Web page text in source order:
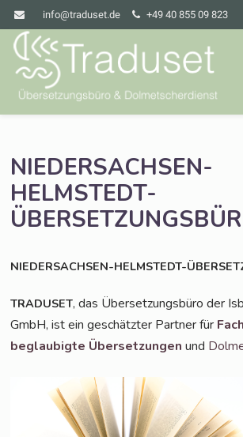
info@traduset.de +49 40 855 09 823
NIEDERSACHSEN-
HELMSTEDT-
NIEDERSACHSEN-HELMSTEDT-
TRADUSET, das Über­set­zungs­bü­ro der
GmbH, ist ein geschätz­ter Part­ner für
beglau­big­te Über­set­zun­gen und